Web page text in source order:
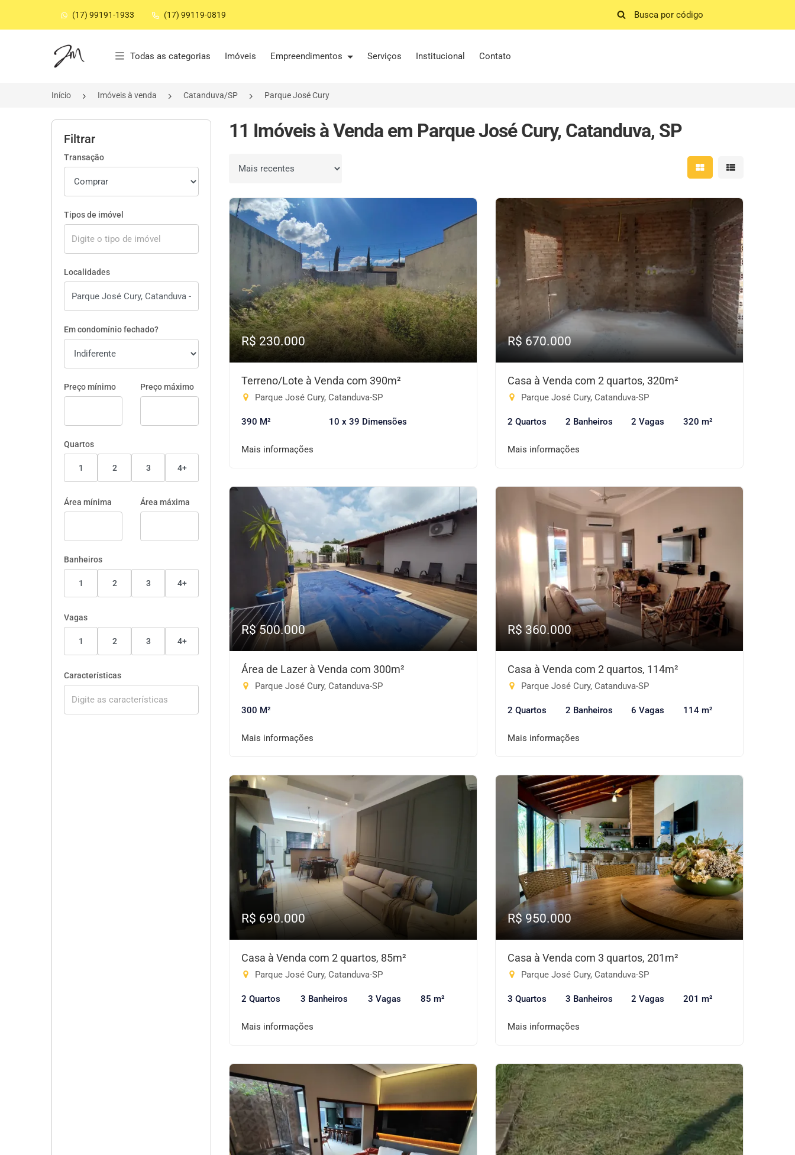
(17) 99191-1933 (17) 99119-0819
Página inicial
Todas as categorias Imóveis Empreendimentos Serviços Institucional Contato
Início Imóveis à venda Catanduva/SP Parque José Cury
Filtrar
Transação
Tipos de imóvel
Localidades
Em condomínio fechado?
Preço mínimo Preço máximo
Quartos
1 2 3 4+
Área mínima Área máxima
Banheiros
1 2 3 4+
Vagas
1 2 3 4+
Características
11 Imóveis à Venda em Parque José Cury, Catanduva, SP
Ordenar por Mostrar resultados em
Mostrar
R$ 230.000
Terreno/Lote à Venda com 390m²
Parque José Cury, Catanduva-SP
390 M² 10 x 39 Dimensões
Mais informações
R$ 670.000
Casa à Venda com 2 quartos, 320m²
Parque José Cury, Catanduva-SP
2 Quartos 2 Banheiros 2 Vagas 320 m²
Mais informações
R$ 500.000
Área de Lazer à Venda com 300m²
Parque José Cury, Catanduva-SP
300 M²
Mais informações
R$ 360.000
Casa à Venda com 2 quartos, 114m²
Parque José Cury, Catanduva-SP
2 Quartos 2 Banheiros 6 Vagas 114 m²
Mais informações
R$ 690.000
Casa à Venda com 2 quartos, 85m²
Parque José Cury, Catanduva-SP
2 Quartos 3 Banheiros 3 Vagas 85 m²
Mais informações
R$ 950.000
Casa à Venda com 3 quartos, 201m²
Parque José Cury, Catanduva-SP
3 Quartos 3 Banheiros 2 Vagas 201 m²
Mais informações